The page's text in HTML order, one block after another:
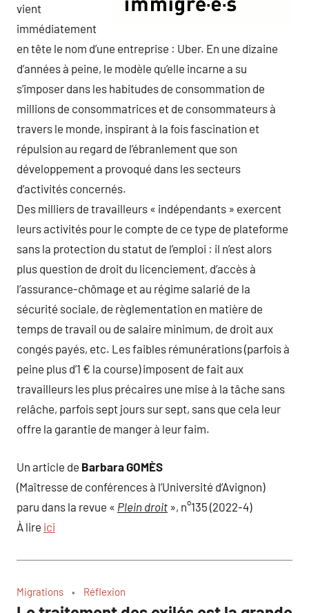
vient
immédiatement
en tête le nom d’une entreprise : Uber. En une dizaine
d’années à peine, le modèle qu’elle incarne a su
s’imposer dans les habitudes de consommation de
millions de consommatrices et de consommateurs à
travers le monde, inspirant à la fois fascination et
répulsion au regard de l’ébranlement que son
développement a provoqué dans les secteurs
d’activités concernés.
Des milliers de travailleurs « indépendants » exercent
leurs activités pour le compte de ce type de plateforme
sans la protection du statut de l’emploi : il n’est alors
plus question de droit du licenciement, d’accès à
l’assurance-chômage et au régime salarié de la
sécurité sociale, de règlementation en matière de
temps de travail ou de salaire minimum, de droit aux
congés payés, etc. Les faibles rémunérations (parfois à
peine plus d’1 € la course) imposent de fait aux
travailleurs les plus précaires une mise à la tâche sans
relâche, parfois sept jours sur sept, sans que cela leur
offre la garantie de manger à leur faim.
Un article de Barbara GOMÈS
(Maîtresse de conférences à l’Université d’Avignon)
paru dans la revue « Plein droit », n°135 (2022-4)
À lire ici
Migrations Réflexion